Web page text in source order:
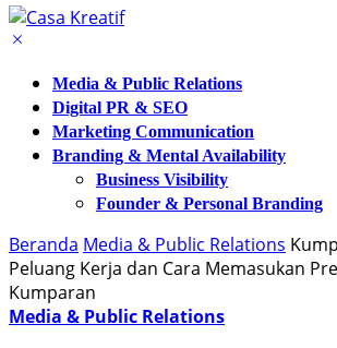
Media & Public Relations
Digital PR & SEO
Marketing Communication
Branding & Mental Availability
Business Visibility
Founder & Personal Branding
Beranda Media & Public Relations
Peluang Kerja dan Cara Memasukan
Kumparan
Media & Public Relations